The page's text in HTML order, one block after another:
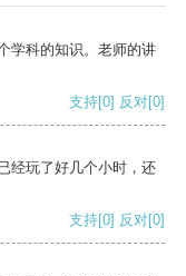
学科的知识。老师的讲
支持[0] 反对[0]
经玩了好几个小时，还
支持[0] 反对[0]